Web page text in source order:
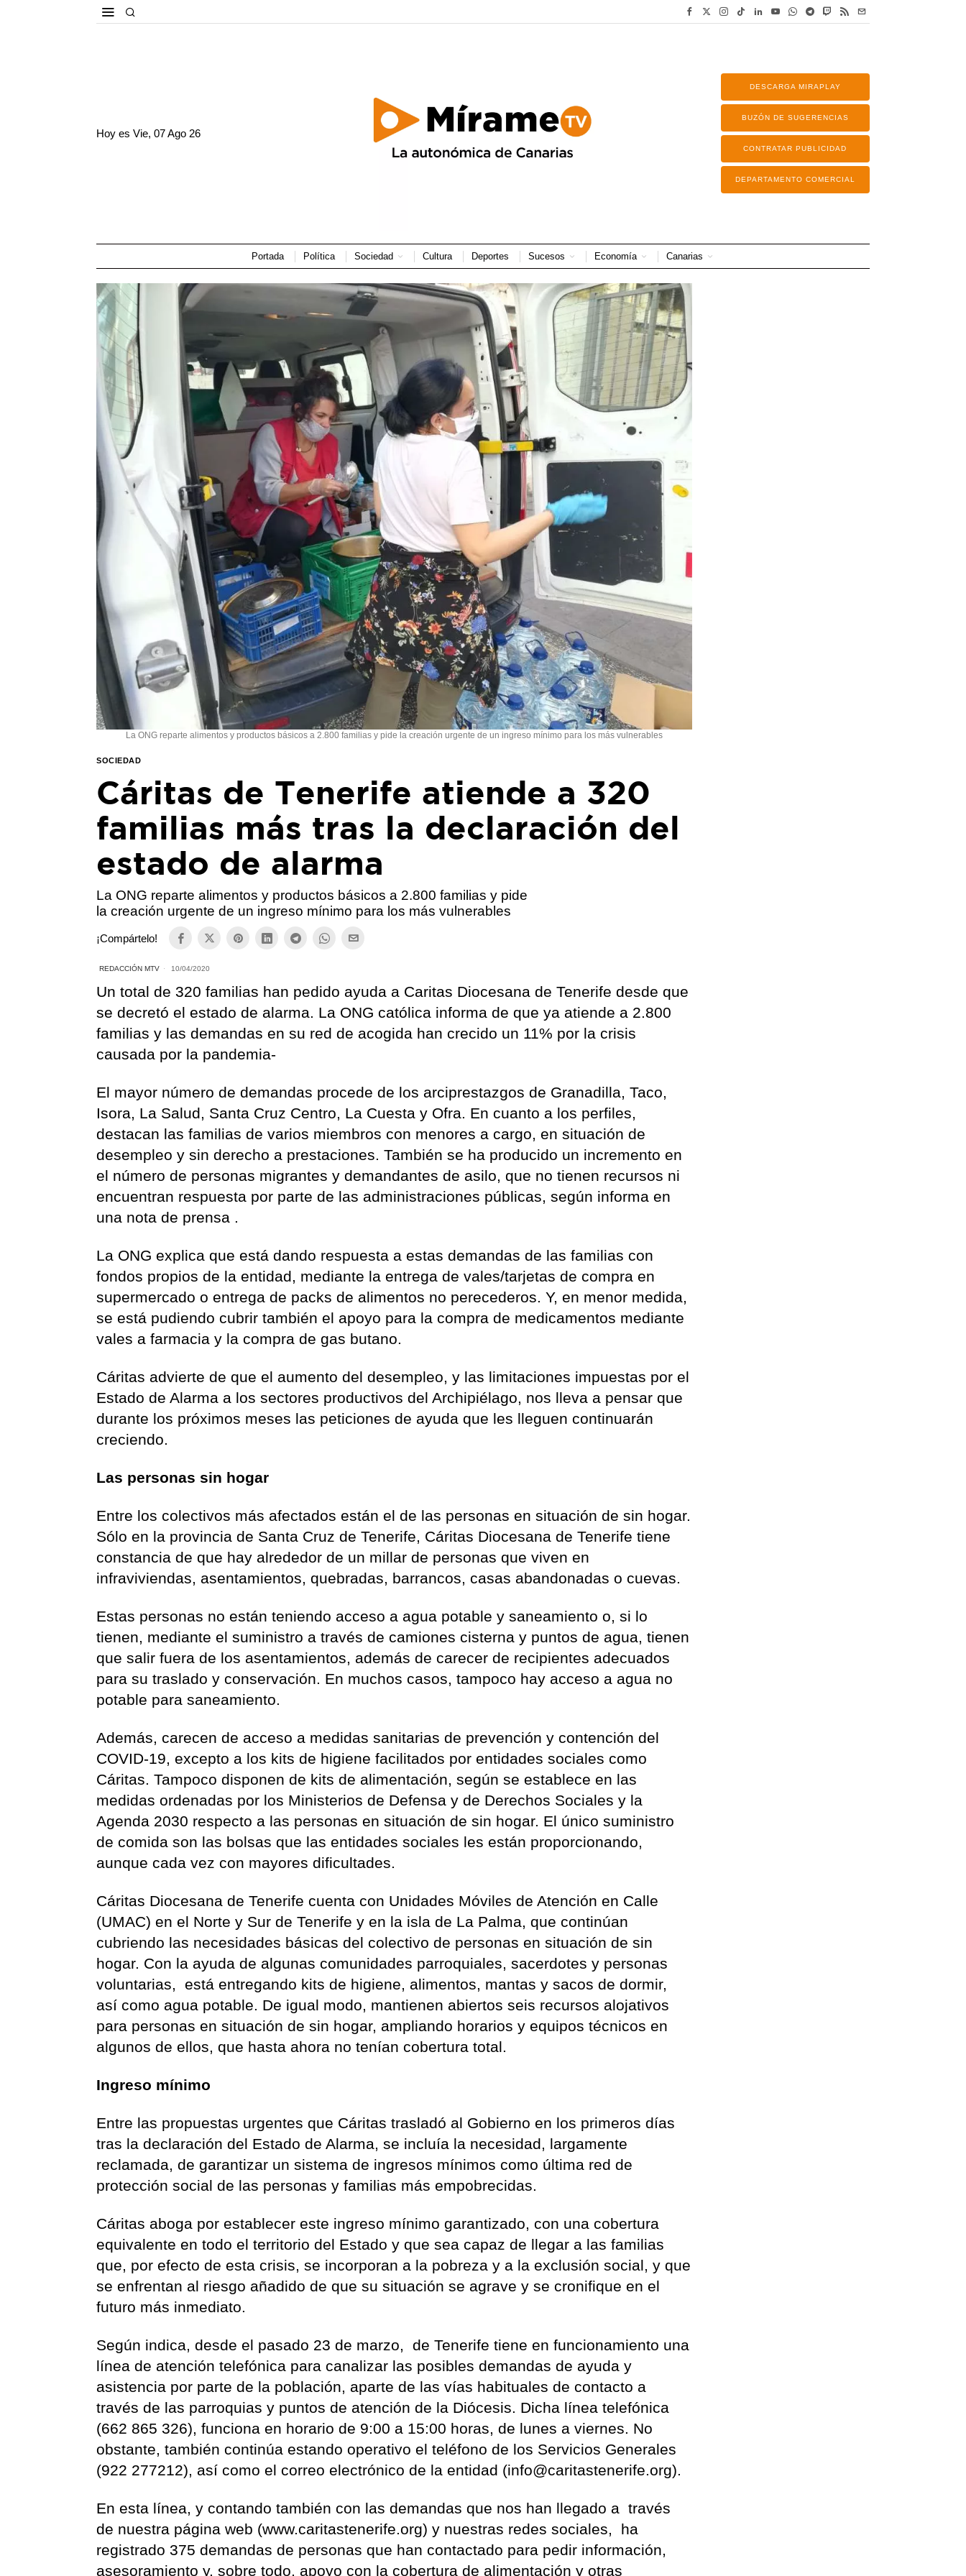
Hoy esVie, 07 Ago 26
DESCARGA MIRAPLAY
BUZÓN DE SUGERENCIAS
CONTRATAR PUBLICIDAD
DEPARTAMENTO COMERCIAL
Portada Política Sociedad Cultura Deportes Sucesos Economía Canarias
La ONG reparte alimentos y productos básicos a 2.800 familias y pide la creación urgente de un ingreso mínimo para los más vulnerables
SOCIEDAD
Cáritas de Tenerife atiende a 320
familias más tras la declaración del
estado de alarma
La ONG reparte alimentos y productos básicos a 2.800 familias y pide
la creación urgente de un ingreso mínimo para los más vulnerables
¡Compártelo!
REDACCIÓN MTV 10/04/2020
Un total de 320 familias han pedido ayuda a Caritas Diocesana de Tenerife desde que
se decretó el estado de alarma. La ONG católica informa de que ya atiende a 2.800
familias y las demandas en su red de acogida han crecido un 11% por la crisis
causada por la pandemia-
El mayor número de demandas procede de los arciprestazgos de Granadilla, Taco,
Isora, La Salud, Santa Cruz Centro, La Cuesta y Ofra. En cuanto a los perfiles,
destacan las familias de varios miembros con menores a cargo, en situación de
desempleo y sin derecho a prestaciones. También se ha producido un incremento en
el número de personas migrantes y demandantes de asilo, que no tienen recursos ni
encuentran respuesta por parte de las administraciones públicas, según informa en
una nota de prensa .
La ONG explica que está dando respuesta a estas demandas de las familias con
fondos propios de la entidad, mediante la entrega de vales/tarjetas de compra en
supermercado o entrega de packs de alimentos no perecederos. Y, en menor medida,
se está pudiendo cubrir también el apoyo para la compra de medicamentos mediante
vales a farmacia y la compra de gas butano.
Cáritas advierte de que el aumento del desempleo, y las limitaciones impuestas por el
Estado de Alarma a los sectores productivos del Archipiélago, nos lleva a pensar que
durante los próximos meses las peticiones de ayuda que les lleguen continuarán
creciendo.
Las personas sin hogar
Entre los colectivos más afectados están el de las personas en situación de sin hogar.
Sólo en la provincia de Santa Cruz de Tenerife, Cáritas Diocesana de Tenerife tiene
constancia de que hay alrededor de un millar de personas que viven en
infraviviendas, asentamientos, quebradas, barrancos, casas abandonadas o cuevas.
Estas personas no están teniendo acceso a agua potable y saneamiento o, si lo
tienen, mediante el suministro a través de camiones cisterna y puntos de agua, tienen
que salir fuera de los asentamientos, además de carecer de recipientes adecuados
para su traslado y conservación. En muchos casos, tampoco hay acceso a agua no
potable para saneamiento.
Además, carecen de acceso a medidas sanitarias de prevención y contención del
COVID-19, excepto a los kits de higiene facilitados por entidades sociales como
Cáritas. Tampoco disponen de kits de alimentación, según se establece en las
medidas ordenadas por los Ministerios de Defensa y de Derechos Sociales y la
Agenda 2030 respecto a las personas en situación de sin hogar. El único suministro
de comida son las bolsas que las entidades sociales les están proporcionando,
aunque cada vez con mayores dificultades.
Cáritas Diocesana de Tenerife cuenta con Unidades Móviles de Atención en Calle
(UMAC) en el Norte y Sur de Tenerife y en la isla de La Palma, que continúan
cubriendo las necesidades básicas del colectivo de personas en situación de sin
hogar. Con la ayuda de algunas comunidades parroquiales, sacerdotes y personas
voluntarias, está entregando kits de higiene, alimentos, mantas y sacos de dormir,
así como agua potable. De igual modo, mantienen abiertos seis recursos alojativos
para personas en situación de sin hogar, ampliando horarios y equipos técnicos en
algunos de ellos, que hasta ahora no tenían cobertura total.
Ingreso mínimo
Entre las propuestas urgentes que Cáritas trasladó al Gobierno en los primeros días
tras la declaración del Estado de Alarma, se incluía la necesidad, largamente
reclamada, de garantizar un sistema de ingresos mínimos como última red de
protección social de las personas y familias más empobrecidas.
Cáritas aboga por establecer este ingreso mínimo garantizado, con una cobertura
equivalente en todo el territorio del Estado y que sea capaz de llegar a las familias
que, por efecto de esta crisis, se incorporan a la pobreza y a la exclusión social, y que
se enfrentan al riesgo añadido de que su situación se agrave y se cronifique en el
futuro más inmediato.
Según indica, desde el pasado 23 de marzo, de Tenerife tiene en funcionamiento una
línea de atención telefónica para canalizar las posibles demandas de ayuda y
asistencia por parte de la población, aparte de las vías habituales de contacto a
través de las parroquias y puntos de atención de la Diócesis. Dicha línea telefónica
(662 865 326), funciona en horario de 9:00 a 15:00 horas, de lunes a viernes. No
obstante, también continúa estando operativo el teléfono de los Servicios Generales
(922 277212), así como el correo electrónico de la entidad (info@caritastenerife.org).
En esta línea, y contando también con las demandas que nos han llegado a través
de nuestra página web (www.caritastenerife.org) y nuestras redes sociales, ha
registrado 375 demandas de personas que han contactado para pedir información,
asesoramiento y, sobre todo, apoyo con la cobertura de alimentación y otras